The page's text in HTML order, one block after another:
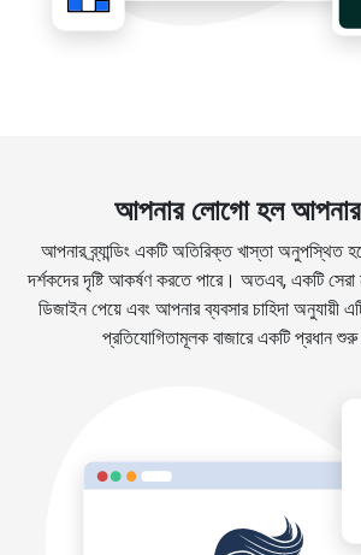
আপনার লোগো হল আপনার
আপনার ব্র্যান্ডিং একটি অতিরিক্ত খাস্তা অনুপস্থিত
দর্শকদের দৃষ্টি আকর্ষণ করতে পারে। অতএব, একটি
ডিজাইন পেয়ে এবং আপনার ব্যবসার চাহিদা অনুযায়ী
প্রতিযোগিতামূলক বাজারে একটি প্রধান